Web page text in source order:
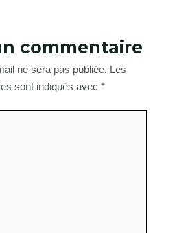
commentaire
ne sera pas publiée. Les
sont indiqués avec *